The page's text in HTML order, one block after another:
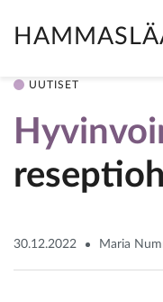
UUTISET
30.12.2022 Maria